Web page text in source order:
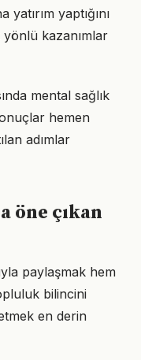
yaptığını
kazanımlar
mental sağlık
hemen
adımlar
öne çıkan
paylaşmak hem
bilincini
en derin